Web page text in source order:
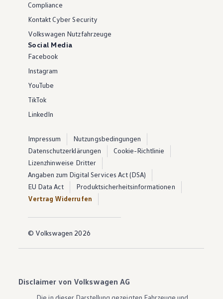
Compliance
Kontakt Cyber Security
Volkswagen Nutzfahrzeuge
Social Media
Facebook
Instagram
YouTube
TikTok
LinkedIn
Impressum
Nutzungsbedingungen
Datenschutzerklärungen
Cookie-Richtlinie
Lizenzhinweise Dritter
Angaben zum Digital Services Act (DSA)
EU Data Act
Produktsicherheitsinformationen
Vertrag Widerrufen
© Volkswagen 2026
Disclaimer von Volkswagen AG